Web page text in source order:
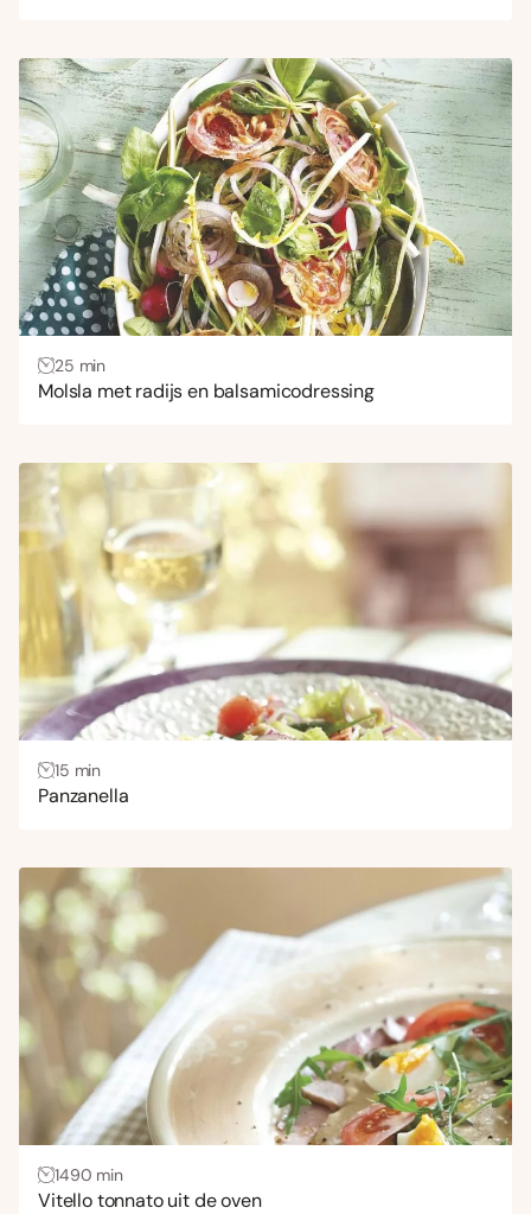
25 min
Molsla met radijs en balsamicodressing
15 min
Panzanella
1490 min
Vitello tonnato uit de oven